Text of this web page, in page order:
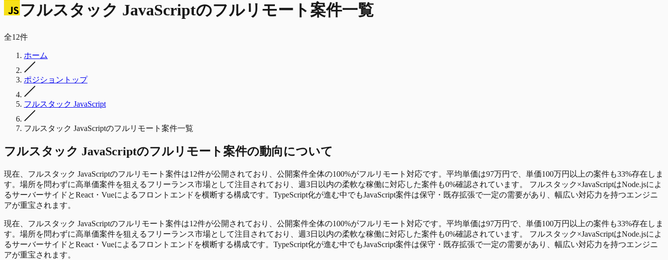
フルスタック JavaScriptのフルリモート 案件一覧
全12件
ホーム
ポジショントップ
フルスタック JavaScript
フルスタック JavaScriptのフルリモート案件一覧
フルスタック JavaScriptのフルリモート 案件の動向について
現在、フルスタック JavaScriptのフルリモート案件は12件が公開されており、公開案件全体の100%がフルリモート対応です。平均単価は97万円で、単価100万円以上の案件も33%存在しま
す。場所を問わずに高単価案件を狙えるフリーランス市場として注目されており、週3日以内の柔軟な稼働に対応した案件も0%確認されています。 フルスタック×JavaScriptはNode.jsによ
るサーバーサイドとReact・Vueによるフロントエンドを横断する構成です。TypeScript化が進む中でもJavaScript案件は保守・既存拡張で一定の需要があり、幅広い対応力を持つエンジニ
アが重宝されます。
現在、フルスタック JavaScriptのフルリモート案件は12件が公開されており、公開案件全体の100%がフルリモート対応です。平均単価は97万円で、単価100万円以上の案件も33%存在しま
す。場所を問わずに高単価案件を狙えるフリーランス市場として注目されており、週3日以内の柔軟な稼働に対応した案件も0%確認されています。 フルスタック×JavaScriptはNode.jsによ
るサーバーサイドとReact・Vueによるフロントエンドを横断する構成です。TypeScript化が進む中でもJavaScript案件は保守・既存拡張で一定の需要があり、幅広い対応力を持つエンジニ
アが重宝されます。